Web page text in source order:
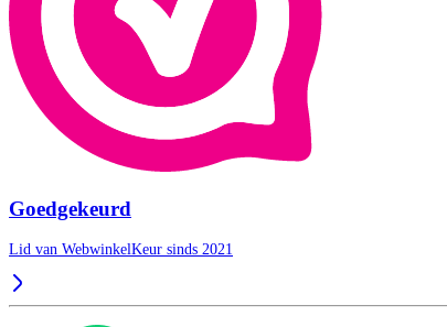
Goedgekeurd
Lid van WebwinkelKeur sinds 2021